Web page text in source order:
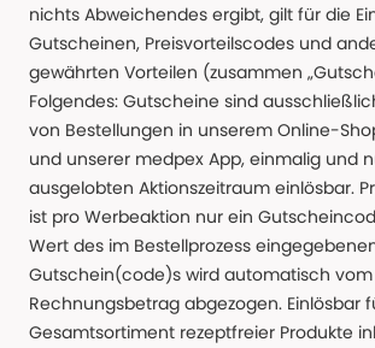
nichts Abweichendes ergibt, gilt für die
Gutscheinen, Preisvorteilscodes und
gewährten Vorteilen (zusammen
Folgendes: Gutscheine sind
von Bestellungen in unserem Online-
und unserer medpex App, einmalig und
ausgelobten Aktionszeitraum einlösbar.
ist pro Werbeaktion nur ein
Wert des im Bestellprozess
Gutschein(code)s wird automatisch vom
Rechnungsbetrag abgezogen. Einlösbar
Gesamtsortiment rezeptfreier Produkte